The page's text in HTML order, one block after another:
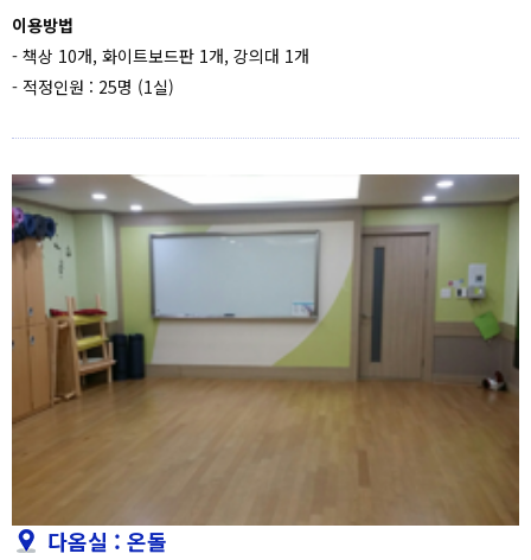
이용방법
- 책상 10개, 화이트보드판 1개, 강의대 1개
- 적정인원 : 25명 (1실)
다옴실 : 온돌